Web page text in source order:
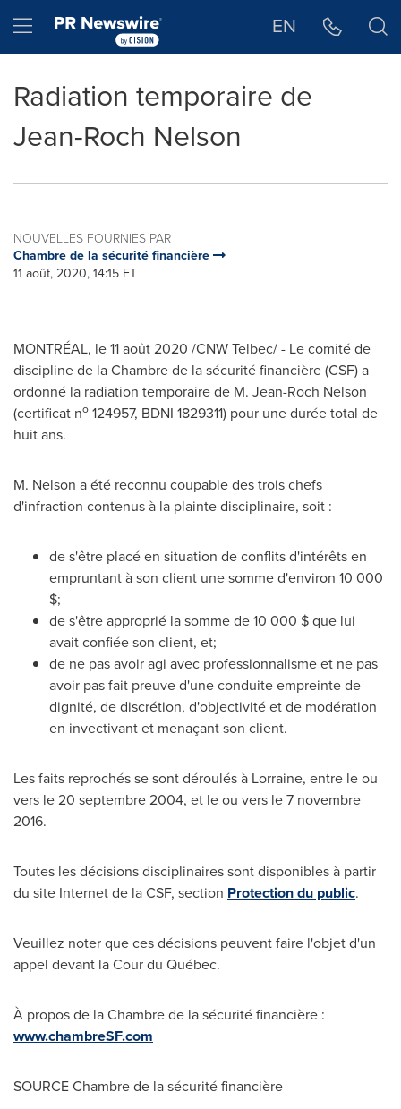
Hamburger menu EN
Radiation temporaire de
Jean-Roch Nelson
NOUVELLES FOURNIES PAR
Chambre de la sécurité financière
11 août, 2020, 14:15 ET
MONTRÉAL, le 11 août 2020 /CNW Telbec/ - Le comité de
discipline de laChambre de lasécurité financière (CSF) a
ordonné la radiation temporaire de M. Jean-Roch Nelson
(certificat no 124957, BDNI 1829311) pour une durée total de
huit ans.
M. Nelson a été reconnu coupable des trois chefs
d'infraction contenus à la plainte disciplinaire, soit :
de s'être placé en situation de conflits d'intérêts en
empruntant à son client une somme d'environ 10 000
$;
de s'être approprié la somme de 10 000 $ que lui
avait confiée son client, et;
de ne pas avoir agi avec professionnalisme et ne pas
avoir pas fait preuve d'une conduite empreinte de
dignité, de discrétion, d'objectivité et de modération
en invectivant et menaçant son client.
Les faits reprochés se sont déroulés à Lorraine, entre le ou
vers le 20 septembre2004, et le ou vers le 7 novembre
2016.
Toutes les décisions disciplinaires sont disponibles à partir
du site Internet de la CSF, section Protection du public.
Veuillez noter que ces décisions peuvent faire l'objet d'un
appel devant la Cour du Québec.
À propos de laChambre de lasécurité financière :
www.chambreSF.com
SOURCEChambre de lasécurité financière